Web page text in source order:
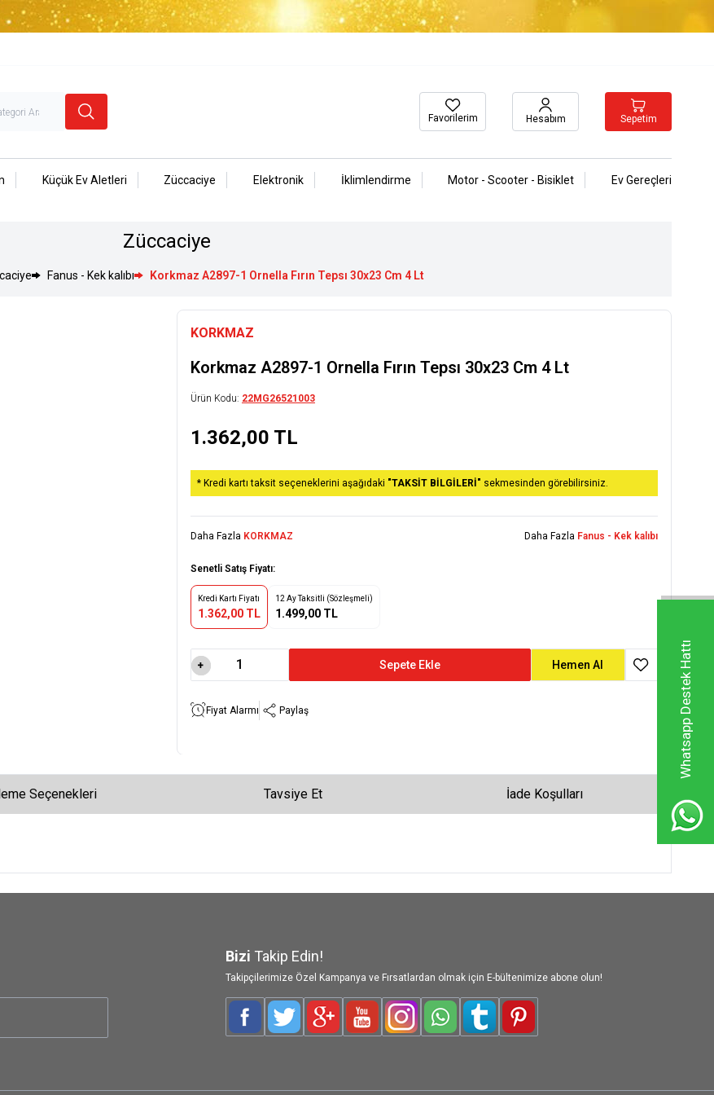
Whatsapp Destek Hattı
Favorilerim Hesabım Sepetim
Küçük Ev Aletleri Züccaciye Elektronik İklimlendirme Motor - Scooter - Bisiklet Ev Gereçleri
Züccaciye
Fanus - Kek kalıbı Korkmaz A2897-1 Ornella Fırın Tepsı 30x23 Cm 4 Lt
KORKMAZ
Korkmaz A2897-1 Ornella Fırın Tepsı 30x23 Cm 4 Lt
Ürün Kodu: 22MG26521003
1.362,00 TL
* Kredi kartı taksit seçeneklerini aşağıdaki "TAKSİT BİLGİLERİ" sekmesinden görebilirsiniz.
Daha Fazla KORKMAZ Daha Fazla Fanus - Kek kalıbı
Senetli Satış Fiyatı:
Kredi Kartı Fiyatı
1.362,00 TL
12 Ay Taksitli (Sözleşmeli)
1.499,00 TL
Sepete Ekle Hemen Al Favoriye Ekle
Fiyat Alarmı Paylaş
Seçenekleri Tavsiye Et İade Koşulları
Bizi Takip Edin!
Takipçilerimize Özel Kampanya ve Fırsatlardan olmak için E-bültenimize abone olun!
FacebookTwitterGoogle-PlusYoutubeInstagramWhatsAppTumblrPinterest